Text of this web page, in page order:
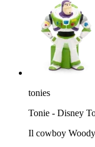
tonies
Tonie - Disney
Il cowboy